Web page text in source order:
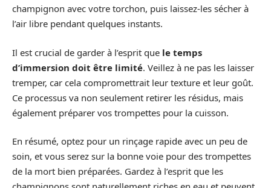
champignon avec votre torchon, puis laissez-les sécher à
l’air libre pendant quelques instants.
Il est crucial de garder à l’esprit que le temps
d’immersion doit être limité. Veillez à ne pas les laisser
tremper, car cela compromettrait leur texture et leur goût.
Ce processus va non seulement retirer les résidus, mais
également préparer vos trompettes pour la cuisson.
En résumé, optez pour un rinçage rapide avec un peu de
soin, et vous serez sur la bonne voie pour des trompettes
de la mort bien préparées. Gardez à l’esprit que les